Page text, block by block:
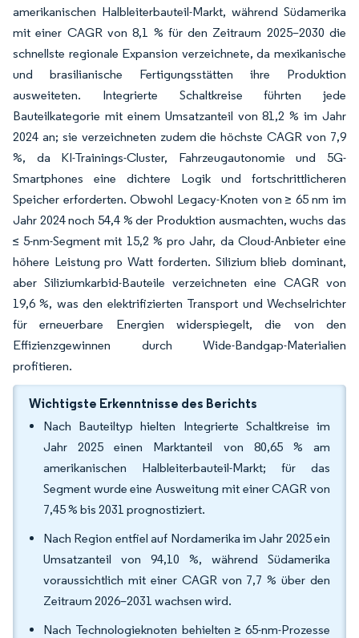
amerikanischen Halbleiterbauteil-Markt, während Südamerika
mit einer CAGR von 8,1 % für den Zeitraum 2025–2030 die
schnellste regionale Expansion verzeichnete, da mexikanische
und brasilianische Fertigungsstätten ihre Produktion
ausweiteten. Integrierte Schaltkreise führten jede
Bauteilkategorie mit einem Umsatzanteil von 81,2 % im Jahr
2024 an; sie verzeichneten zudem die höchste CAGR von 7,9
%, da KI-Trainings-Cluster, Fahrzeugautonomie und 5G-
Smartphones eine dichtere Logik und fortschrittlicheren
Speicher erforderten. Obwohl Legacy-Knoten von ≥ 65 nm im
Jahr 2024 noch 54,4 % der Produktion ausmachten, wuchs das
≤ 5-nm-Segment mit 15,2 % pro Jahr, da Cloud-Anbieter eine
höhere Leistung pro Watt forderten. Silizium blieb dominant,
aber Siliziumkarbid-Bauteile verzeichneten eine CAGR von
19,6 %, was den elektrifizierten Transport und Wechselrichter
für erneuerbare Energien widerspiegelt, die von den
Effizienzgewinnen durch Wide-Bandgap-Materialien
profitieren.
Wichtigste Erkenntnisse des Berichts
Nach Bauteiltyp hielten Integrierte Schaltkreise im
Jahr 2025 einen Marktanteil von 80,65 % am
amerikanischen Halbleiterbauteil-Markt; für das
Segment wurde eine Ausweitung mit einer CAGR von
7,45 % bis 2031 prognostiziert.
Nach Region entfiel auf Nordamerika im Jahr 2025 ein
Umsatzanteil von 94,10 %, während Südamerika
voraussichtlich mit einer CAGR von 7,7 % über den
Zeitraum 2026–2031 wachsen wird.
Nach Technologieknoten behielten ≥ 65-nm-Prozesse